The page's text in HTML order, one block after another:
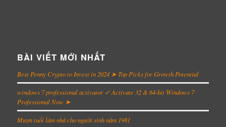
BÀI VIẾT MỚI NHẤT
Best Penny Crypto to Invest in 2024 ➤ Top Picks for Growth Potential
windows 7 professional activator ✓ Activate 32 & 64-bit Windows 7
Professional Now ➤
Mượn tuổi làm nhà cho người sinh năm 1981